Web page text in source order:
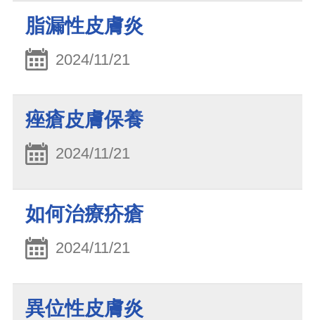
脂漏性皮膚炎
2024/11/21
痤瘡皮膚保養
2024/11/21
如何治療疥瘡
2024/11/21
異位性皮膚炎